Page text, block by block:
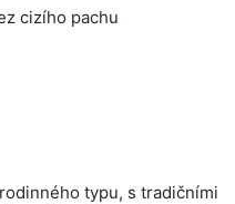
cizího pachu
typu, s tradičními